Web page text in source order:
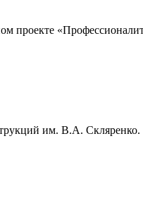
проекте
им. В.А. Скляренко.